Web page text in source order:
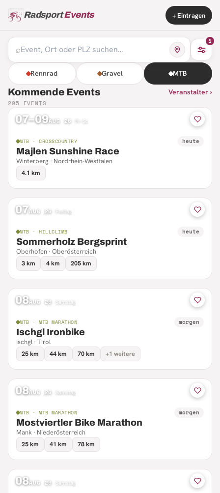
RadsportEvents + Eintragen
⌕
1
Rennrad Gravel MTB
Kommende Events Veranstalter ›
205 EVENTS
07–09AUG 26 Fr–So
MTB · CROSSCOUNTRY heute
Majlen Sunshine Race
Winterberg · Nordrhein-Westfalen
4.1 km
07AUG 26 Freitag
MTB · HILLCLIMB heute
Sommerholz Bergsprint
Oberhofen · Oberösterreich
3 km
4 km 205 km
08AUG 26 Samstag
MTB · MTB MARATHON morgen
Ischgl Ironbike
Ischgl · Tirol
25 km
44 km 70 km +1 weitere
08AUG 26 Samstag
MTB · MTB MARATHON morgen
Mostviertler Bike Marathon
Mank · Niederösterreich
25 km
41 km 78 km
08AUG 26 Samstag